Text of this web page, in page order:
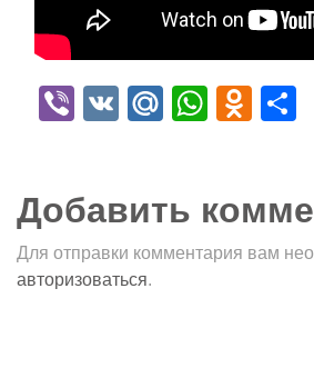
Viber
VK Mail.Ru
Добавить
Для отправки комментария вам
авторизоваться.